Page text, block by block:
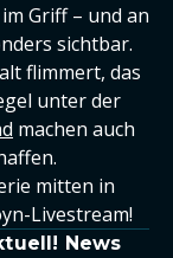
Griff – und an
sichtbar.
flimmert, das
unter der
machen auch
mitten in
Livestream!
News